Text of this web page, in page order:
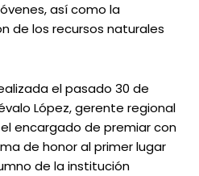
así como la
de los recursos naturales
el pasado 30 de
López, gerente regional
el encargado de premiar con
de honor al primer lugar
de la institución